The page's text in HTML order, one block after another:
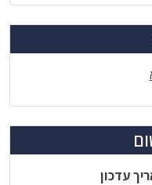
עדכון